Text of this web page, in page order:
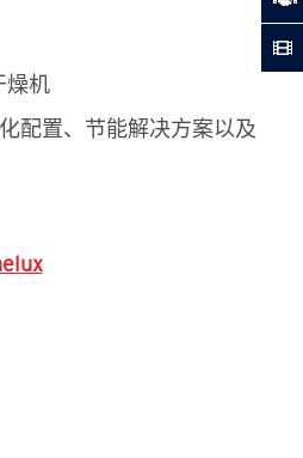
燥机
配置、节能解决方案以及